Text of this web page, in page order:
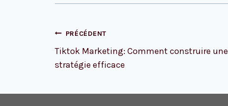
Navigation
l’article
PRÉCÉDENT
Tiktok Marketing: Comment construire une
stratégie efficace